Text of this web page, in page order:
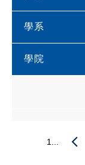
學系
學院
1...